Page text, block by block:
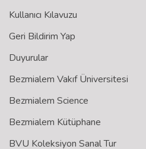
Kullanıcı Kılavuzu
Geri Bildirim Yap
Duyurular
Bezmialem Vakıf Üniversitesi
Bezmialem Science
Bezmialem Kütüphane
BVU Koleksiyon Sanal Tur